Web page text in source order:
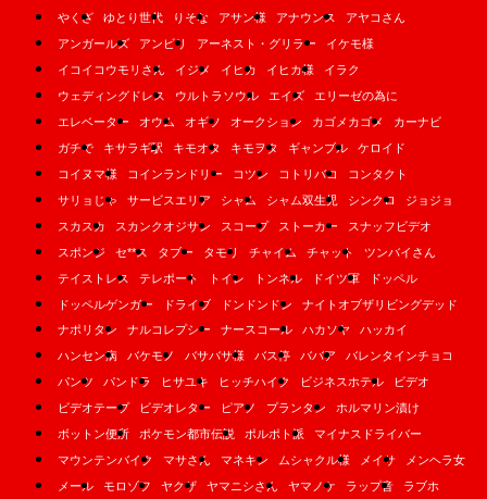
やくざ
ゆとり世代 りそな アサン様 アナウンス
アヤコさん
アンガールズ
アンビリ アーネスト・グリラー
イケモ様
イコイコウモリさん
イジメ イヒカ イヒカ様
イラク
ウェディングドレス
ウルトラソウル エイズ
エリーゼの為に
エレベーター
オウム オギソ オークション カゴメカゴメ
カーナビ
ガチで
キサラギ駅 キモオタ キモヲタ ギャンブル
ケロイド
コイヌマ様
コインランドリー コツン コトリバコ
コンタクト
サリョじゃ
サービスエリア シャム シャム双生児 シンクロ
ジョジョ
スカスカ
スカンクオジサン スコープ ストーカー
スナッフビデオ
スポンジ
セ**ス タブー タモリ チャイム チャット
ツンバイさん
テイストレス
テレポート トイレ トンネル ドイツ軍
ドッペル
ドッペルゲンガー
ドライブ ドンドンドン
ナイトオブザリビングデッド
ナポリタン
ナルコレプシー ナースコール ハカソヤ
ハッカイ
ハンセン病
バケモノ バサバサ様 バス停 ババア
バレンタインチョコ
パンツ
パンドラ ヒサユキ ヒッチハイク ビジネスホテル
ビデオ
ビデオテープ
ビデオレター ピアノ プランタン
ホルマリン漬け
ボットン便所
ポケモン都市伝説 ポルポト派
マイナスドライバー
マウンテンバイク
マサさん マネキン ムシャクル様 メイサ
メンヘラ女
メール
モロゾフ ヤクザ ヤマニシさん ヤマノケ ラップ音
ラブホ